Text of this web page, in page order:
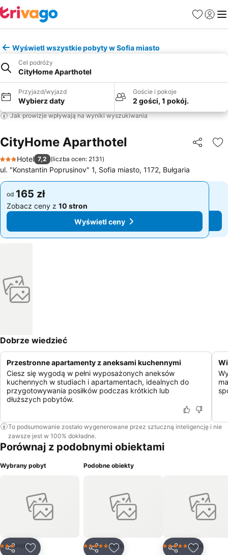
Ulubione
Wyświetl wszystkie pobyty w Sofia miasto
Cel podróży
CityHome Aparthotel
Przyjazd/wyjazd
Wybierz daty
Goście i pokoje
2 gości, 1 pokój.
Jak prowizje wpływają na wyniki wyszukiwania
CityHome Aparthotel
3 Kategoria
Hotel 7,2 (liczba ocen: 2131)
ul. "Konstantin Poprusinov" 1, Sofia miasto, 1172, Bułgaria
od 165 zł
Zobacz ceny z 10 stron
Wyświetl ceny
od 165 zł
Zobacz ceny z 10 stron
Wyświetl ceny
Dobrze wiedzieć
Przestronne apartamenty z aneksami kuchennymi
Ciesz się wygodą w pełni wyposażonych aneksów
kuchennych w studiach i apartamentach, idealnych do
przygotowywania posiłków podczas krótkich lub
dłuższych pobytów.
To podsumowanie zostało wygenerowane przez sztuczną inteligencję i nie
zawsze jest w 100% dokładne.
Porównaj z podobnymi obiektami
Wybrany pobyt
Udostępnij
3 Kategoria
Hotel
Podobne obiekty
Udostępnij
5 KategoriaHotel
Udostępnij
5 KategoriaHotel